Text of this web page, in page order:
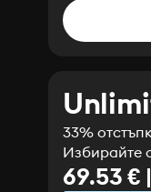
33%
Избирайте
69.53 €